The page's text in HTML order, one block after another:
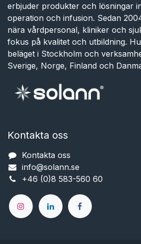
erbjuder produkter och lösningar
operation och infusion. Sedan
nära vårdpersonal, kliniker och
fokus på kvalitet och utbildning.
beläget i Stockholm och
Sverige, Norge, Finland och
Kontakta oss
Kontakta oss
info@solann.se​​​​​​
+46 (0)8 583-560 60